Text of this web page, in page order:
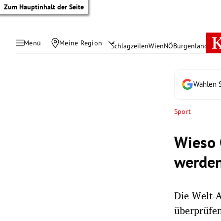
Zum Hauptinhalt der Seite
Menü Meine Region SchlagzeilenWienNÖBurgenland
Wählen
Sport
Wieso
Die Welt-